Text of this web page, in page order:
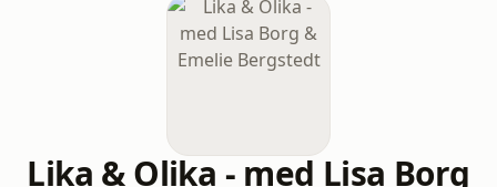
Lika & Olika - med Lisa Borg